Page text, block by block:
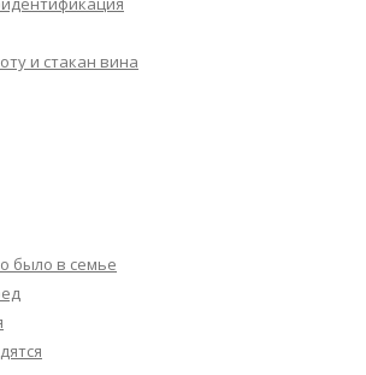
и стакан вина
было в семье